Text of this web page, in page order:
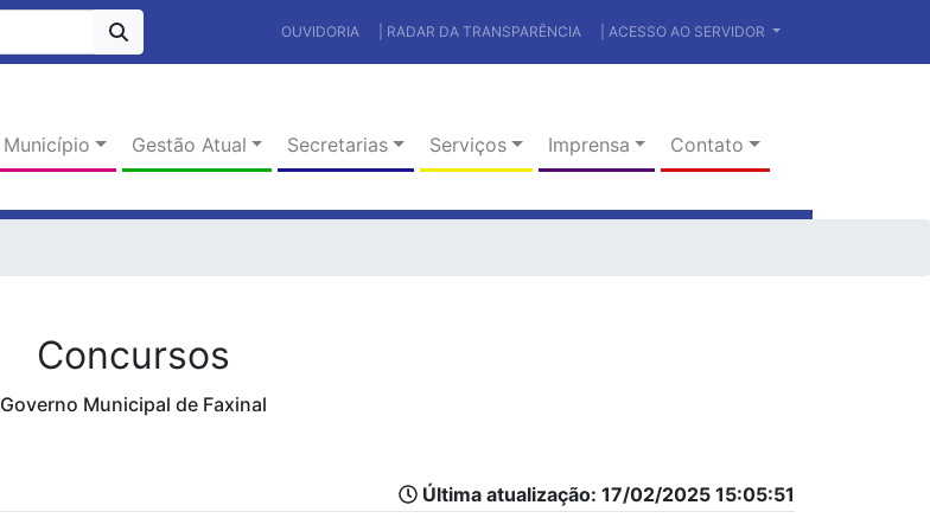
OUVIDORIA | RADAR DA TRANSPARÊNCIA | ACESSO AO SERVIDOR
Município Gestão Atual Secretarias Serviços Imprensa Contato
Concursos
Governo Municipal de Faxinal
Última atualização: 17/02/2025 15:05:51